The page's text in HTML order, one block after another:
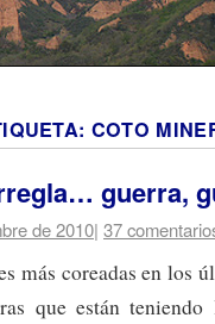
COTO
guerra,
de 2010| 37
más coreadas en los
que están